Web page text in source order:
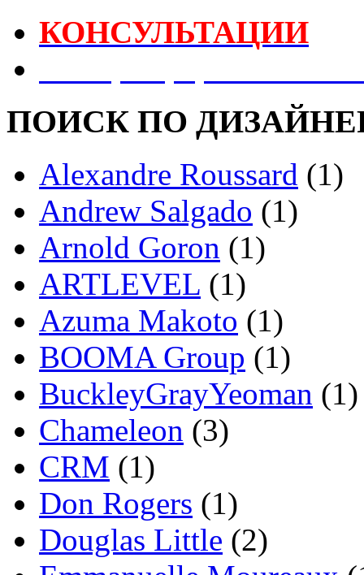
КОНСУЛЬТАЦИИ
ПОИСК ПО
Alexandre Roussard (1)
Andrew Salgado (1)
Arnold Goron (1)
ARTLEVEL (1)
Azuma Makoto (1)
BOOMA Group (1)
BuckleyGrayYeoman (1)
Chameleon (3)
CRM (1)
Don Rogers (1)
Douglas Little (2)